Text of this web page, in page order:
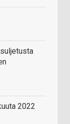
2022